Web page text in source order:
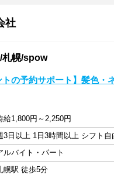
社
札幌/spow
トの予約サポート】髪色
給1,800円～2,250円
3日以上 1日3時間以上 シフト自
ルバイト・パート
幌駅 徒歩5分